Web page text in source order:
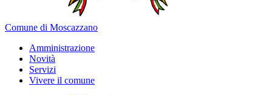
Comune di Moscazzano
Amministrazione
Novità
Servizi
Vivere il comune